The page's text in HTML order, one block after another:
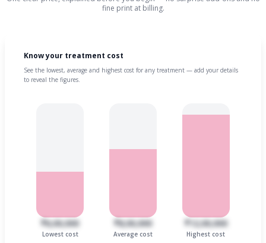
fine print at billing.
Know your treatment cost
See the lowest, average and highest cost for any treatment — add your details
to reveal the figures.
₹6,00,000
Lowest cost
₹8,00,000
Average cost
₹12,00,000
Highest cost